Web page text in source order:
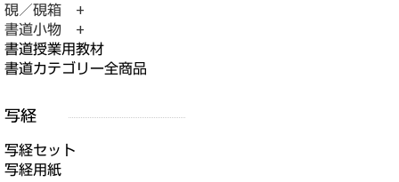
硯／硯箱 +
書道小物 +
書道授業用教材
書道カテゴリー全商品
写経セット
写経用紙